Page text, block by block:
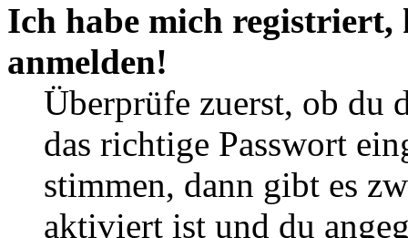
Ich habe mich
anmelden!
Überprüfe zuerst, ob du
das richtige Passwort
stimmen, dann gibt es
aktiviert ist und du